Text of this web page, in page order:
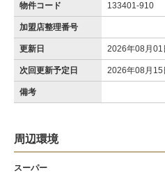
物件コード 133401-910
加盟店整理番号
更新日 2026年08月01
次回更新予定日 2026年08月15
備考
周辺環境
スーパー